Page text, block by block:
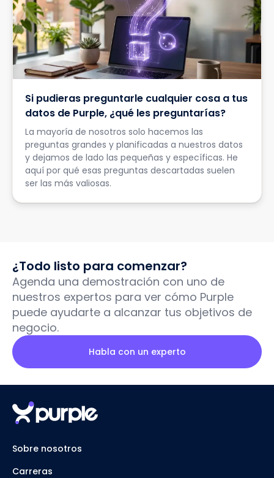
Si pudieras preguntarle cualquier cosa a tus
datos de Purple, ¿qué les preguntarías?
La mayoría de nosotros solo hacemos las
preguntas grandes y planificadas a nuestros datos
y dejamos de lado las pequeñas y específicas. He
aquí por qué esas preguntas descartadas suelen
ser las más valiosas.
¿Todo listo para comenzar?
Agenda una demostración con uno de
nuestros expertos para ver cómo Purple
puede ayudarte a alcanzar tus objetivos de
negocio.
Habla con un experto
Sobre nosotros
Carreras